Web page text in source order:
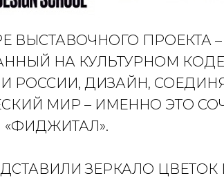
ВЫСТАВОЧНОГО ПРОЕКТА
НА КУЛЬТУРНОМ
РОССИИ, ДИЗАЙН,
МИР – ИМЕННО ЭТО
ЗЕРКАЛО